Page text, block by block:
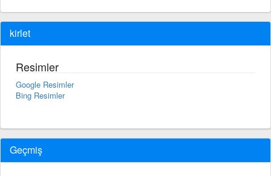
kirlet
Resimler
Google Resimler
Bing Resimler
Geçmiş